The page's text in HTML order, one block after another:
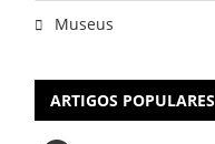
Museus
ARTIGOS POPULARES